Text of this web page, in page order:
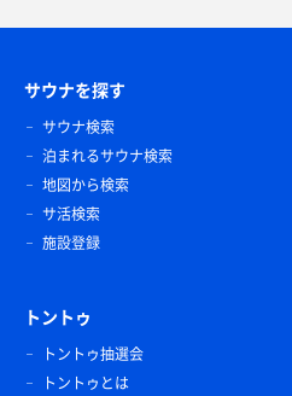
サウナを探す
サウナ検索
泊まれるサウナ検索
地図から検索
サ活検索
施設登録
トントゥ
トントゥ抽選会
トントゥとは